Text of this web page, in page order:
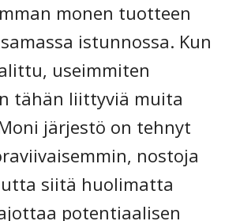
monen tuotteen
istunnossa. Kun
useimmiten
tähän liittyviä muita
järjestö on tehnyt
nostoja
siitä huolimatta
potentiaalisen